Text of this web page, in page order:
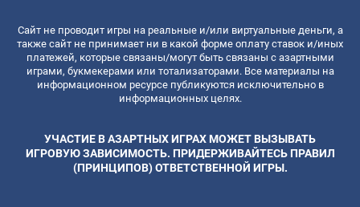
Сайт не проводит игры на реальные и/или виртуальные деньги, а
также сайт не принимает ни в какой форме оплату ставок и/иных
платежей, которые связаны/могут быть связаны с азартными
играми, букмекерами или тотализаторами. Все материалы на
информационном ресурсе публикуются исключительно в
информационных целях.
УЧАСТИЕ В АЗАРТНЫХ ИГРАХ МОЖЕТ ВЫЗЫВАТЬ
ИГРОВУЮ ЗАВИСИМОСТЬ. ПРИДЕРЖИВАЙТЕСЬ ПРАВИЛ
(ПРИНЦИПОВ) ОТВЕТСТВЕННОЙ ИГРЫ.